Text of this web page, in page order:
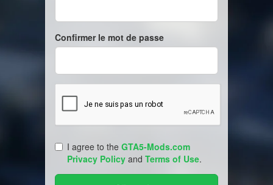
Confirmer le mot de passe
I agree to the GTA5-Mods.com
Privacy Policy and Terms of Use.